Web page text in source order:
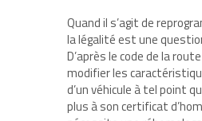
Quand il s’agit de
la légalité est une
D’après le code de la
modifier les
d’un véhicule à tel point
plus à son certificat